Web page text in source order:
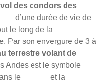
des condors des
d’une durée de vie de
le long de la
Par son envergure de 3 à
terrestre volant de
Andes est le symbole
le
et la